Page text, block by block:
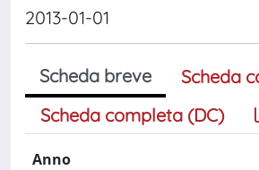
2013-01-01
Scheda breve
Scheda
Scheda completa (DC)
Anno